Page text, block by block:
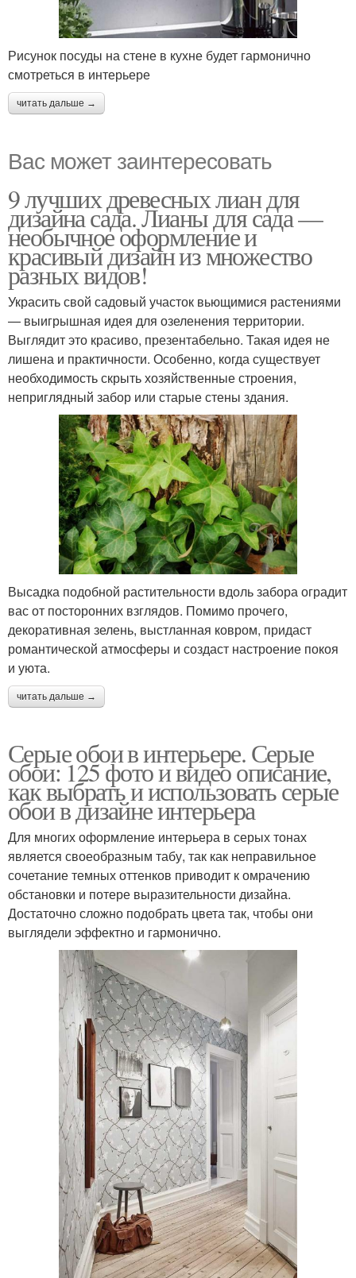
Рисунок посуды на стене в кухне будет гармонично
смотреться в интерьере
читать дальше →
Вас может заинтересовать
9 лучших древесных лиан для
дизайна сада. Лианы для сада —
необычное оформление и
красивый дизайн из множество
разных видов!
Украсить свой садовый участок вьющимися растениями
— выигрышная идея для озеленения территории.
Выглядит это красиво, презентабельно. Такая идея не
лишена и практичности. Особенно, когда существует
необходимость скрыть хозяйственные строения,
неприглядный забор или старые стены здания.
Высадка подобной растительности вдоль забора оградит
вас от посторонних взглядов. Помимо прочего,
декоративная зелень, выстланная ковром, придаст
романтической атмосферы и создаст настроение покоя
и уюта.
читать дальше →
Серые обои в интерьере. Серые
обои: 125 фото и видео описание,
как выбрать и использовать серые
обои в дизайне интерьера
Для многих оформление интерьера в серых тонах
является своеобразным табу, так как неправильное
сочетание темных оттенков приводит к омрачению
обстановки и потере выразительности дизайна.
Достаточно сложно подобрать цвета так, чтобы они
выглядели эффектно и гармонично.